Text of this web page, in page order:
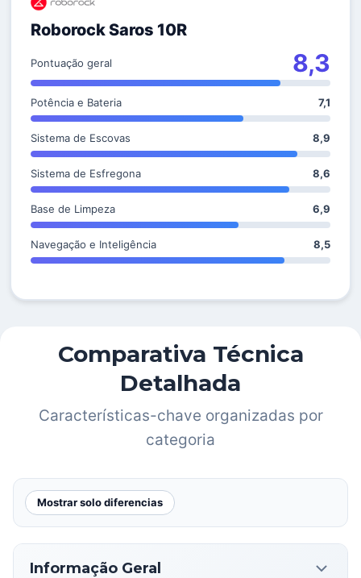
Roborock Saros 10R
Pontuação geral 8,3
Potência e Bateria 7,1
Sistema de Escovas 8,9
Sistema de Esfregona 8,6
Base de Limpeza 6,9
Navegação e Inteligência 8,5
Comparativa Técnica
Detalhada
Características-chave organizadas por
categoria
Mostrar solo diferencias
Informação Geral